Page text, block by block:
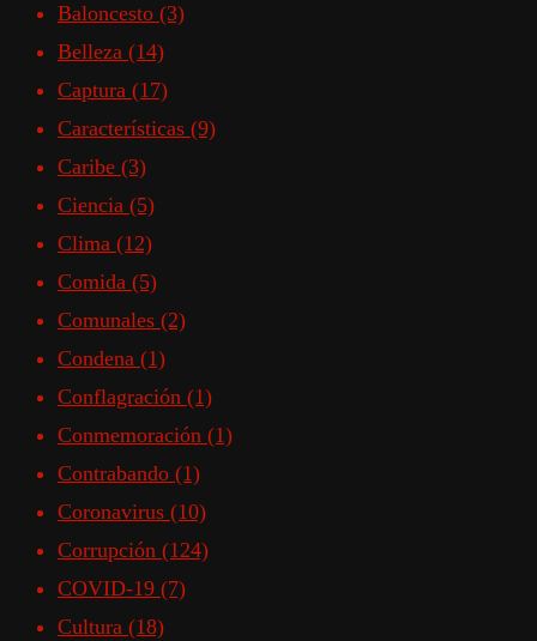
Baloncesto (3)
Belleza (14)
Captura (17)
Características (9)
Caribe (3)
Ciencia (5)
Clima (12)
Comida (5)
Comunales (2)
Condena (1)
Conflagración (1)
Conmemoración (1)
Contrabando (1)
Coronavirus (10)
Corrupción (124)
COVID-19 (7)
Cultura (18)